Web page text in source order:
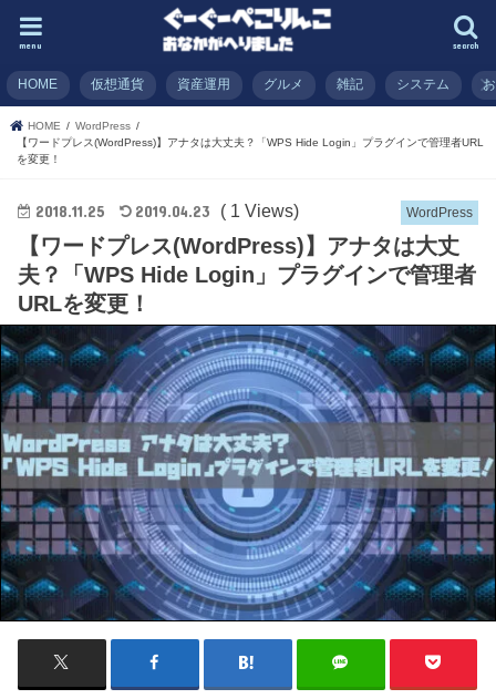
search
menu
HOME 仮想通貨 資産運用 グルメ 雑記 システム
HOME
WordPress
【ワードプレス(WordPress)】アナタは大丈夫？「WPS Hide Login」プラグインで管理者URL
を変更！
WordPress
2018.11.25 2019.04.23 ( 1 Views)
【ワードプレス(WordPress)】アナタは大丈
夫？「WPS Hide Login」プラグインで管理者
URLを変更！